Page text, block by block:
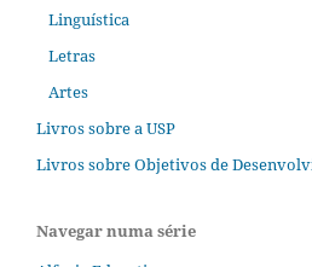
Linguística
Letras
Artes
Livros sobre a USP
Livros sobre Objetivos de
Navegar numa série